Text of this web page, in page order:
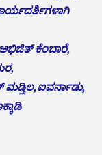
ಕೆಂಬಾರೆ,